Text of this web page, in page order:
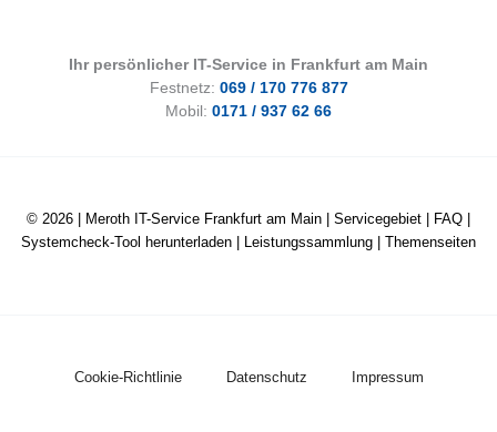
Ihr persönlicher IT-Service in Frankfurt am Main
Festnetz: 069 / 170 776 877
Mobil: 0171 / 937 62 66
© 2026 | Meroth IT-Service Frankfurt am Main Servicegebiet FAQ
Systemcheck-Tool herunterladen
Leistungssammlung Themenseiten
Cookie-Richtlinie Datenschutz Impressum